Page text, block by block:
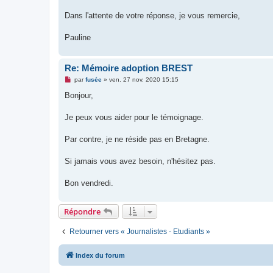
Dans l'attente de votre réponse, je vous remercie,
Pauline
Re: Mémoire adoption BREST
M
s
g
o
u
parfusée» ven. 27 nov. 2020 15:15
Bonjour,
Je peux vous aider pour le témoignage.
Par contre, je ne réside pas en Bretagne.
Si jamais vous avez besoin, n'hésitez pas.
Bon vendredi.
Répondre
Retourner vers « Journalistes - Etudiants »
Index du forum